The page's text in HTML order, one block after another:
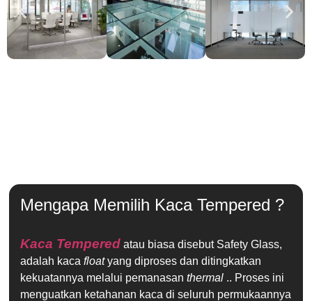
Mengapa Memilih Kaca Tempered ?
Kaca Tempered atau biasa disebut Safety Glass,
adalah kaca floatyang diproses dan ditingkatkan
kekuatannya melalui pemanasan thermal .. Proses ini
menguatkan ketahanan kaca di seluruh permukaannya